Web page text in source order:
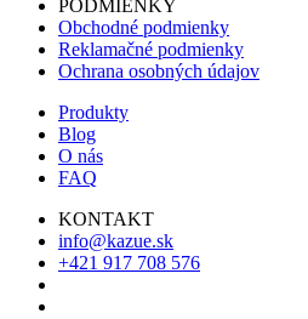
PODMIENKY
Obchodné podmienky
Reklamačné podmienky
Ochrana osobných údajov
Produkty
Blog
O nás
FAQ
KONTAKT
info@kazue.sk
+421 917 708 576